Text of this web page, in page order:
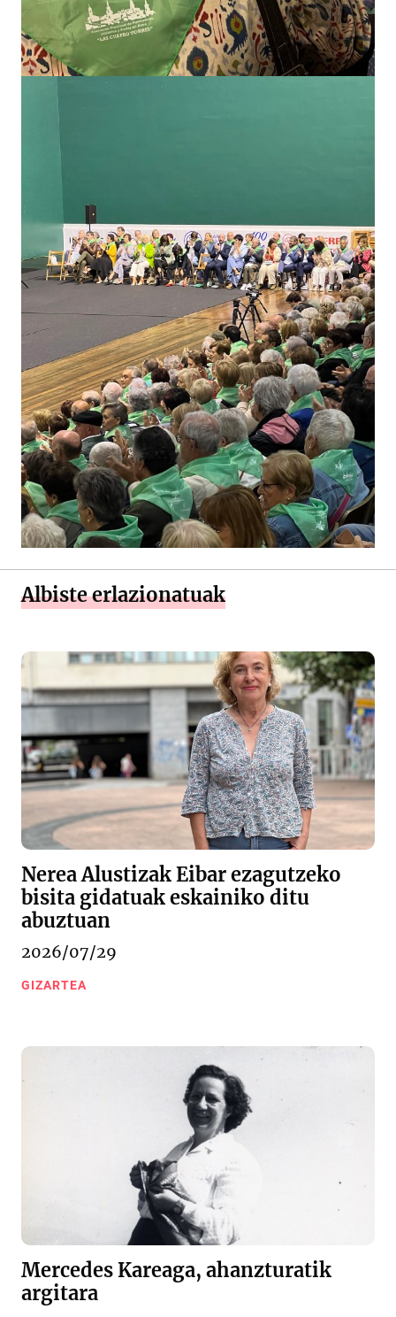
Albiste erlazionatuak
Nerea Alustizak Eibar ezagutzeko
bisita gidatuak eskainiko ditu
abuztuan
2026/07/29
GIZARTEA
Mercedes Kareaga, ahanzturatik
argitara